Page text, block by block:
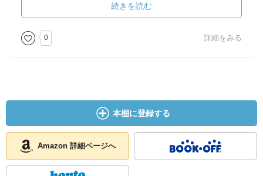
まぁ将来は2人でアフリカに行って緑化活動がんばってっ
て？(笑)
H度 ★★
続きを読む
0 詳細をみる
本棚に登録する
Amazon 詳細ページへ